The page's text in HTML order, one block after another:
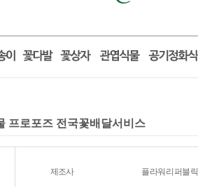
프로포즈 전국꽃배달서비스
제조사 플라워리퍼블릭